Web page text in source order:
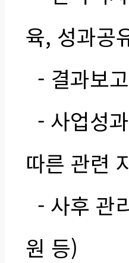
육, 성과공
- 결과보
- 사업성
따른 관련
- 사후 관
원 등)